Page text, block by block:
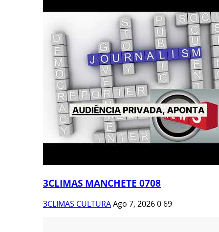
3CLIMAS MANCHETE 0708
3CLIMAS CULTURAAgo 7, 20260 69